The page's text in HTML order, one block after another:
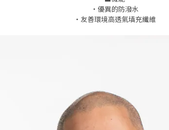
・優異的防潑水
・友善環境高透氣填充纖維